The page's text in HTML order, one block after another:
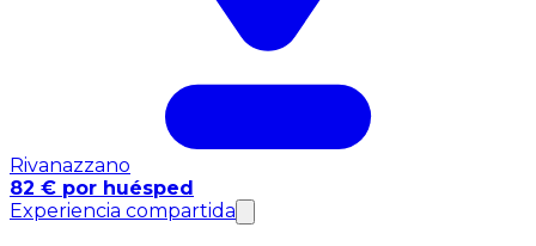
Rivanazzano
82 € por huésped
Experiencia compartida